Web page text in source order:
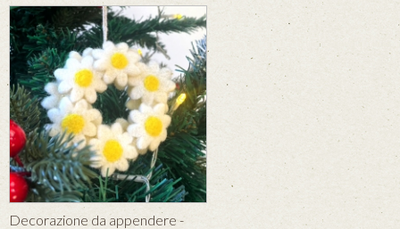
Decorazione da appendere -